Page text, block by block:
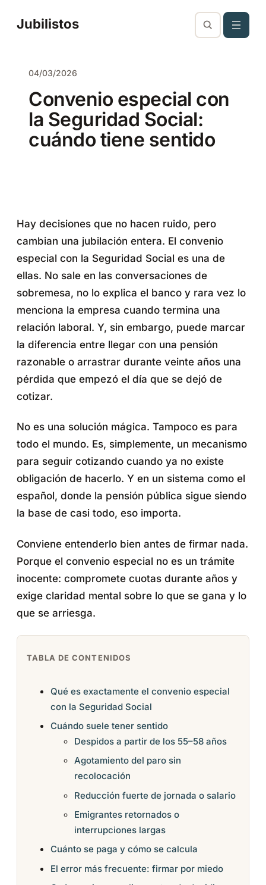
Jubilistos
04/03/2026
Convenio especial con
la Seguridad Social:
cuándo tiene sentido
Hay decisiones que no hacen ruido, pero
cambian una jubilación entera. El convenio
especial con la Seguridad Social es una de
ellas. No sale en las conversaciones de
sobremesa, no lo explica el banco y rara vez lo
menciona la empresa cuando termina una
relación laboral. Y, sin embargo, puede marcar
la diferencia entre llegar con una pensión
razonable o arrastrar durante veinte años una
pérdida que empezó el día que se dejó de
cotizar.
No es una solución mágica. Tampoco es para
todo el mundo. Es, simplemente, un mecanismo
para seguir cotizando cuando ya no existe
obligación de hacerlo. Y en un sistema como el
español, donde la pensión pública sigue siendo
la base de casi todo, eso importa.
Conviene entenderlo bien antes de firmar nada.
Porque el convenio especial no es un trámite
inocente: compromete cuotas durante años y
exige claridad mental sobre lo que se gana y lo
que se arriesga.
TABLA DE CONTENIDOS
Qué es exactamente el convenio especial
con la Seguridad Social
Cuándo suele tener sentido
Despidos a partir de los 55–58 años
Agotamiento del paro sin
recolocación
Reducción fuerte de jornada o salario
Emigrantes retornados o
interrupciones largas
Cuánto se paga y cómo se calcula
El error más frecuente: firmar por miedo